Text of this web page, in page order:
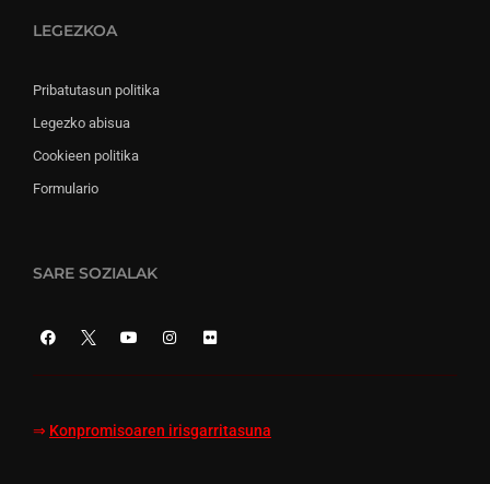
LEGEZKOA
Pribatutasun politika
Legezko abisua
Cookieen politika
Formulario
SARE SOZIALAK
⇒ Konpromisoaren irisgarritasuna